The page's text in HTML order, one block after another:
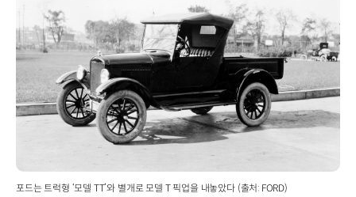
포드는 트럭형 ‘모델 TT’와 별개로 모델 T 픽업을 내놓았다 (출처: FORD)